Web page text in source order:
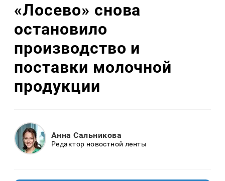
«Лосево» снова
остановило
производство и
поставки молочной
продукции
Анна Сальникова
Редактор новостной ленты